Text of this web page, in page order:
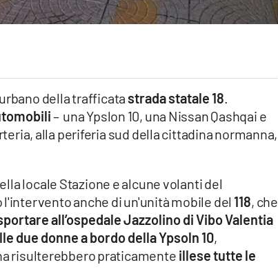
della trafficata strada statale 18.
– una Ypslon 10, una Nissan Qashqai e
alla periferia sud della cittadina normanna,
locale Stazione e alcune volanti del
anche di un'unità mobile del 118, che
all’ospedale Jazzolino di Vibo Valentia
due donne a bordo della Ypsoln 10,
risulterebbero praticamente illese tutte le